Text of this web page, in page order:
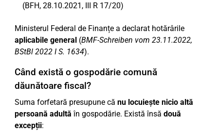
(BFH, 28.10.2021, III R 17/20)
Ministerul Federal de Finanțe a declarat hotărârile
aplicabile general (BMF-Schreiben vom 23.11.2022,
BStBl 2022 I S. 1634).
Când există o gospodărie comună
dăunătoare fiscal?
Suma forfetară presupune că nu locuiește nicio altă
persoană adultă în gospodărie. Există însă două
excepții: